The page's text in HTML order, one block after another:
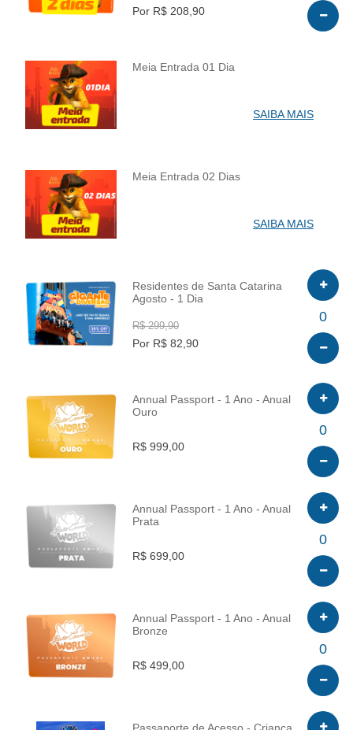
Por R$ 208,90
INFO
Meia Entrada 01 Dia
SAIBA MAIS
INFO
Meia Entrada 02 Dias
SAIBA MAIS
INFO
Residentes de Santa Catarina
Agosto - 1 Dia
R$ 299,90
Por R$ 82,90
0
INFO
Annual Passport - 1 Ano - Anual
Ouro
R$ 999,00
0
INFO
Annual Passport - 1 Ano - Anual
Prata
R$ 699,00
0
INFO
Annual Passport - 1 Ano - Anual
Bronze
R$ 499,00
0